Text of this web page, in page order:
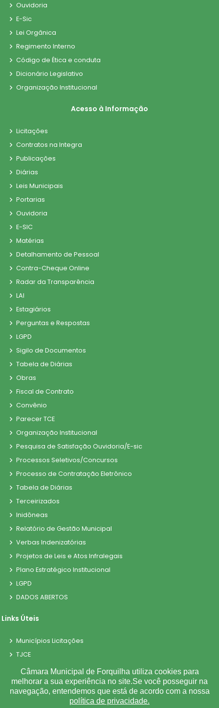
Ouvidoria
E-Sic
Lei Orgânica
Regimento Interno
Código de Ética e conduta
Dicionário Legislativo
Organização Institucional
Acesso à Informação
Licitações
Contratos na Integra
Publicações
Diárias
Leis Municipais
Portarias
Ouvidoria
E-SIC
Matérias
Detalhamento de Pessoal
Contra-Cheque Online
Radar da Transparência
LAI
Estagiários
Perguntas e Respostas
LGPD
Sigilo de Documentos
Tabela de Diárias
Obras
Fiscal de Contrato
Convênio
Parecer TCE
Organização Institucional
Pesquisa de Satisfação Ouvidoria/E-sic
Processos Seletivos/Concursos
Processo de Contratação Eletrônico
Tabela de Diárias
Terceirizados
Inidôneas
Relatório de Gestão Municipal
Verbas Indenizatórias
Projetos de Leis e Atos Infralegais
Plano Estratégico Institucional
LGPD
DADOS ABERTOS
Links Úteis
Municípios Licitações
TJCE
Trabalho e Emprego
TRE
TCE
Câmara Municipal de Forquilha utiliza cookies para
melhorar a sua experiência no site.Se você posseguir na
navegação, entendemos que está de acordo com a nossa
política de privacidade.